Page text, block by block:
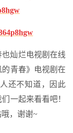
灿烂电视剧在线
青春》电视剧在
还不知道，因此
一起来看看吧！
，谢谢~